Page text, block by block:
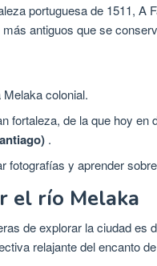
portuguesa de 1511, A
antiguos que se
colonial.
fortaleza, de la que hoy en
.
fotografías y aprender
el río Melaka
de explorar la ciudad es
relajante del encanto